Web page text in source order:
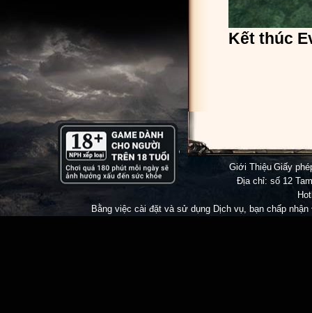
Kết thúc
Giới Thiệu|Giấy
Địa chỉ: số 12
Bằng việc cài đặt và sử dụng Dịch vụ, bạn chấp nhận